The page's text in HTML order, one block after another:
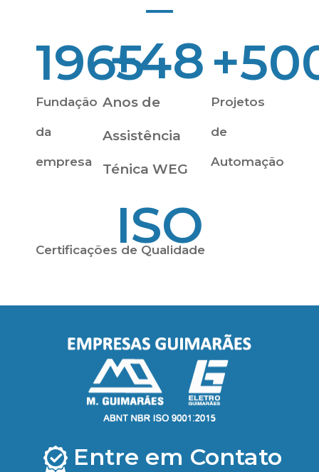
Fundação
da
empresa
1965
Anos de
Assistência
Ténica WEG
+48
Projetos
de
Automação
+
ISO
Certificações de Qualidade
Entre em Contato